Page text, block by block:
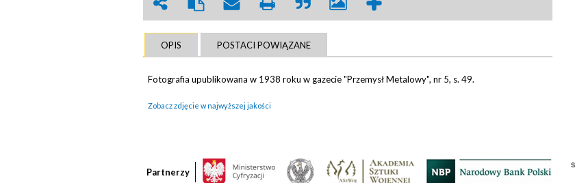
OPIS POSTACI POWIĄZANE
Fotografia upublikowana w 1938 roku w gazecie "Przemysł Metalowy", nr 5, s. 49.
Zobacz zdjęcie w najwyższej jakości
Partnerzy